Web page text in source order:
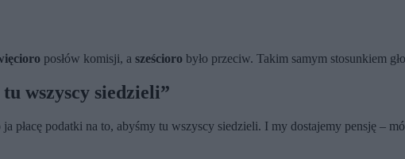
posłów komisji, a sześcioro było przeciw. Takim samym stosunkiem
wszyscy siedzieli”
płacę podatki na to, abyśmy tu wszyscy siedzieli. I my dostajemy pensję –